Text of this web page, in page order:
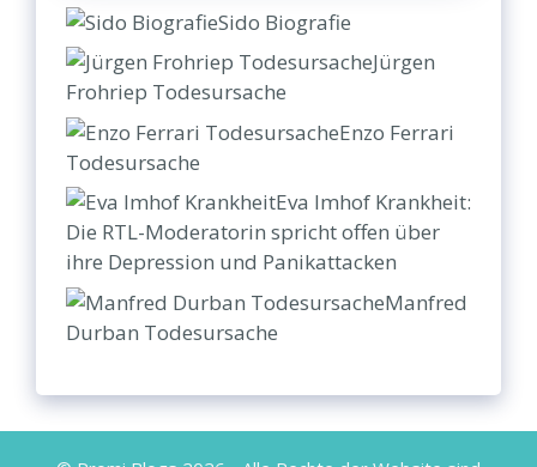
Sido Biografie
Jürgen
Frohriep Todesursache
Enzo Ferrari
Todesursache
Eva Imhof Krankheit:
Die RTL-Moderatorin spricht offen über
ihre Depression und Panikattacken
Manfred
Durban Todesursache